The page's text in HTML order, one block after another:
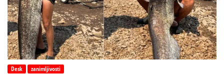
Desk zanimljivosti